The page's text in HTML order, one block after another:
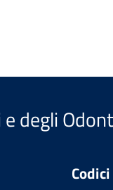
degli